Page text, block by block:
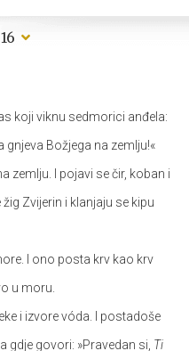
Poglavlje 16
koji viknu sedmorici anđela:
gnjeva Božjega na zemlju!«
zemlju. I pojavi se čir, koban i
Zvijerin i klanjaju se kipu
I ono posta krv kao krv
u moru.
i izvore vóda. I postadoše
gdje govori: »Pravedan si, Ti